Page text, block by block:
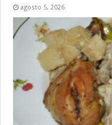
agosto 5, 2026